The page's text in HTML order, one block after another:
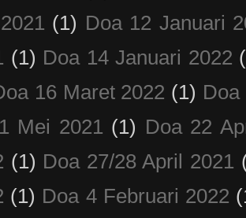
(1) Doa 12 Januari
(1) Doa 14 Januari 2022
16 Maret 2022 (1) Doa
Mei 2021 (1) Doa 22
(1) Doa 27/28 April 2021
(1) Doa 4 Februari 2022